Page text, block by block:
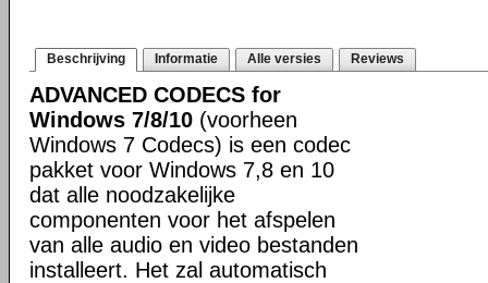
Beschrijving Informatie Alle versies Reviews
ADVANCED CODECS for
Windows 7/8/10 (voorheen
Windows 7 Codecs) is een codec
pakket voor Windows 7,8 en 10
dat alle noodzakelijke
componenten voor het afspelen
van alle audio en video bestanden
installeert. Het zal automatisch